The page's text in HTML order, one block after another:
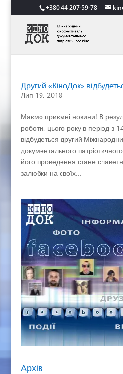
+380 44 207-59-78
Другий «КіноДок»
Лип 19, 2018
Маємо приємні новини! В
роботи, цього року в період з
відбудеться другий
документального
його проведення стане
залюбки на своїх...
Архів